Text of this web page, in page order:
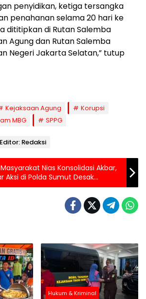
penyidikan, ketiga tersangka
penahanan selama 20 hari ke
dititipkan di Rutan Salemba
Agung dan Rutan Salemba
Negeri Jakarta Selatan,” tutup
Kejaksaan Agung
Korupsi
MBG SPPG
Editor: Redaksi
Nias Konsolidasi Akbar,
Aksi di Polda Sumut Desak
Kapolres Nias
Hukum & Kriminal